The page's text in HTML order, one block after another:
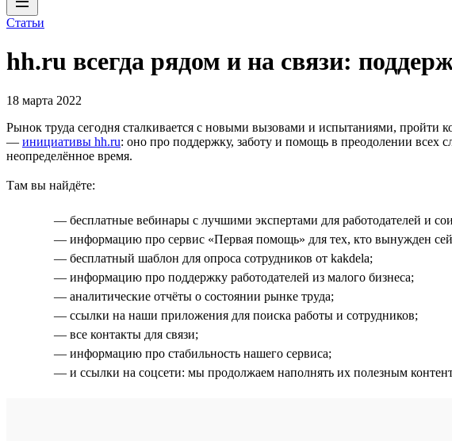
Статьи
hh.ru всегда рядом и на связи:
18 марта 2022
Рынок труда сегодня сталкивается с новыми вызовами и испытаниями, пройти
— инициативы hh.ru: оно про поддержку, заботу и помощь в преодолении всех
неопределённое время.
Там вы найдёте:
— бесплатные вебинары с лучшими экспертами для работодателей и
— информацию про сервис «Первая помощь» для тех, кто вынужден
— бесплатный шаблон для опроса сотрудников от kakdela;
— информацию про поддержку работодателей из малого бизнеса;
— аналитические отчёты о состоянии рынке труда;
— ссылки на наши приложения для поиска работы и сотрудников;
— все контакты для связи;
— информацию про стабильность нашего сервиса;
— и ссылки на соцсети: мы продолжаем наполнять их полезным